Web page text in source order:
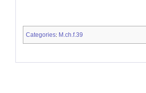
Categories: M.ch.f.39